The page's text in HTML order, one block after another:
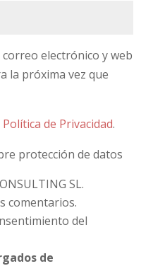
electrónico y web
la próxima vez que
Política de Privacidad.
protección de datos
SL.
comentarios.
del
de